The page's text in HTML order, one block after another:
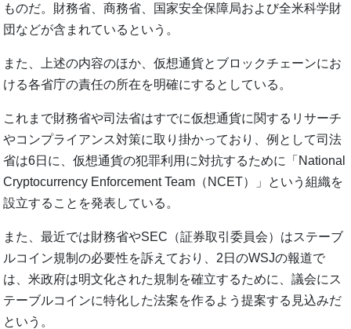
ものだ。財務省、商務省、国家安全保障局および全米科学財
団などが含まれているという。
また、上述の内容のほか、仮想通貨とブロックチェーンにお
ける各省庁の責任の所在を明確にするとしている。
これまで財務省や司法省はすでに仮想通貨に関するリサーチ
やコンプライアンス対策に取り掛かっており、例として司法
省は6日に、仮想通貨の犯罪利用に対抗するために「National
Cryptocurrency Enforcement Team（NCET）」という組織を
設立することを発表している。
また、最近では財務省やSEC（証券取引委員会）はステーブ
ルコイン規制の必要性を訴えており、2日のWSJの報道で
は、米政府は明文化された規制を確立するために、議会にス
テーブルコインに特化した法案を作るよう提案する見込みだ
という。